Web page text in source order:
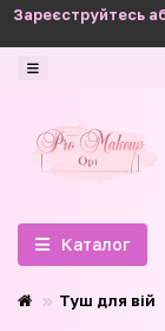
Зареєструйтесь
Каталог
Туш для вій